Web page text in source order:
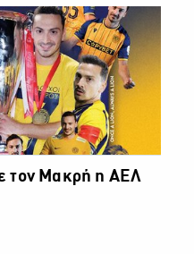
ΠΡΩΤΑΘΛΗΜΑ CYTA
τον Μακρή η ΑΕΛ